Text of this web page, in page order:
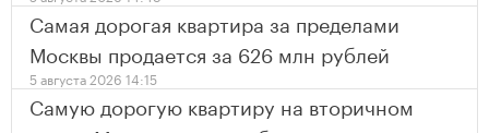
Самая дорогая квартира за пределами
Москвы продается за 626 млн рублей
5 августа 2026 14:15
Самую дорогую квартиру на вторичном